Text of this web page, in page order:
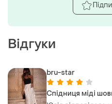
Відгуки
bru-star
Спідниця міді